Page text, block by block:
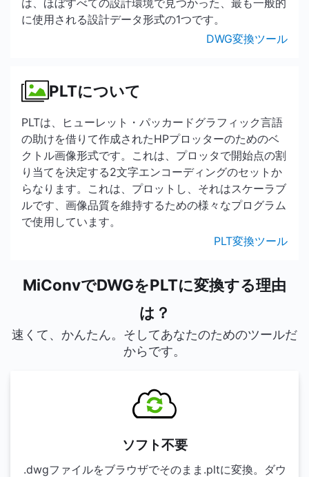
は、ほぼすべての設計環境で見つかった、最も一般的
に使用される設計データ形式の1つです。
DWG変換ツール
PLTについて
PLTは、ヒューレット・パッカードグラフィック言語
の助けを借りて作成されたHPプロッターのためのベ
クトル画像形式です。これは、プロッタで開始点の割
り当てを決定する2文字エンコーディングのセットか
らなります。これは、プロットし、それはスケーラブ
ルです、画像品質を維持するための様々なプログラム
で使用しています。
PLT変換ツール
MiConvでDWGをPLTに変換する理由
は？
速くて、かんたん。そしてあなたのためのツールだ
からです。
ソフト不要
.dwgファイルをブラウザでそのまま.pltに変換。ダウ